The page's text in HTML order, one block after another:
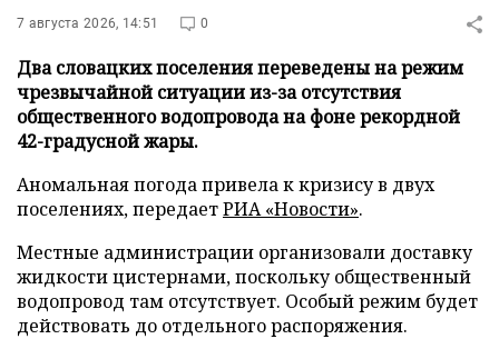
7 августа 2026, 14:51 0
Два словацких поселения переведены на режим
чрезвычайной ситуации из-за отсутствия
общественного водопровода на фоне рекордной
42-градусной жары.
Аномальная погода привела к кризису в двух
поселениях, передаетРИА «Новости».
Местные администрации организовали доставку
жидкости цистернами, поскольку общественный
водопровод там отсутствует. Особый режим будет
действовать до отдельного распоряжения.